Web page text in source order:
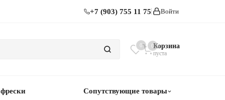
+7 (903) 755 11 75 Войти
0 0Корзина
пуста
Сопутствующие товары